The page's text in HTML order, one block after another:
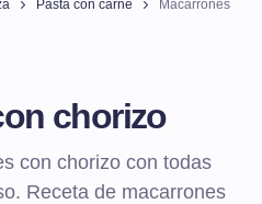
Pasta con carne
Macarrones
chorizo
con chorizo con todas
Receta de macarrones